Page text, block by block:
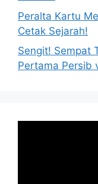
Peralta Kartu
Cetak Sejarah!
Sengit! Sempat
Pertama Persib